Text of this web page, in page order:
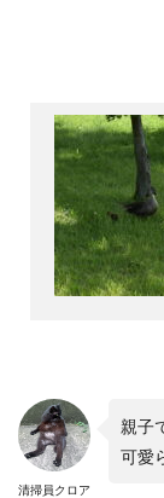
清掃員クロア
親子
可愛